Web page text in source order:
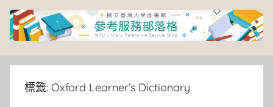
Skip
content
臺
灣
標籤: Oxford Learner’s Dictionary